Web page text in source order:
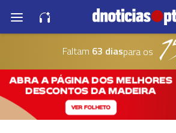
Faltam 63 diaspara os